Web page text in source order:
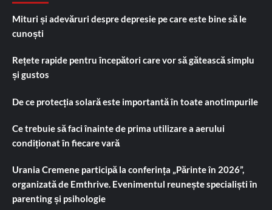
Mituri și adevăruri despre depresie pe care este bine să le
cunoști
Rețete rapide pentru începători care vor să gătească simplu
și gustos
De ce protecția solară este importantă în toate anotimpurile
Ce trebuie să faci înainte de prima utilizare a aerului
condiționat în fiecare vară
Urania Cremene participă la conferința „Părinte în 2026”,
organizată de Emthrive. Evenimentul reunește specialiști în
parenting și psihologie